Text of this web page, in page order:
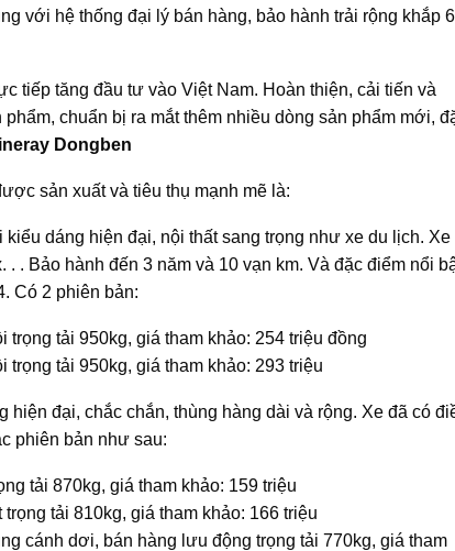
với hệ thống đại lý bán hàng, bảo hành trải rộng khắp
tiếp tăng đầu tư vào Việt Nam. Hoàn thiện, cải tiến và
chuẩn bị ra mắt thêm nhiều dòng sản phẩm mới,
Dongben
sản xuất và tiêu thụ mạnh mẽ là:
kiểu dáng hiện đại, nội thất sang trọng như xe du lịch. Xe
. Bảo hành đến 3 năm và 10 vạn km. Và đặc điểm nổi
Có 2 phiên bản:
trọng tải 950kg, giá tham khảo: 254 triệu đồng
trọng tải 950kg, giá tham khảo: 293 triệu
hiện đại, chắc chắn, thùng hàng dài và rộng. Xe đã có
phiên bản như sau:
tải 870kg, giá tham khảo: 159 triệu
tải 810kg, giá tham khảo: 166 triệu
cánh dơi, bán hàng lưu động trọng tải 770kg, giá tham